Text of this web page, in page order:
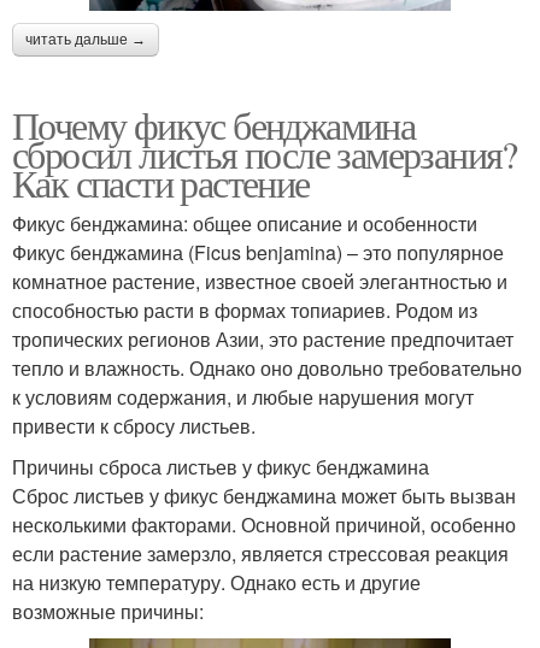
читать дальше →
Почему фикус бенджамина
сбросил листья после замерзания?
Как спасти растение
Фикус бенджамина: общее описание и особенности
Фикус бенджамина (Ficus benjamina) – это популярное
комнатное растение, известное своей элегантностью и
способностью расти в формах топиариев. Родом из
тропических регионов Азии, это растение предпочитает
тепло и влажность. Однако оно довольно требовательно
к условиям содержания, и любые нарушения могут
привести к сбросу листьев.
Причины сброса листьев у фикус бенджамина
Сброс листьев у фикус бенджамина может быть вызван
несколькими факторами. Основной причиной, особенно
если растение замерзло, является стрессовая реакция
на низкую температуру. Однако есть и другие
возможные причины: